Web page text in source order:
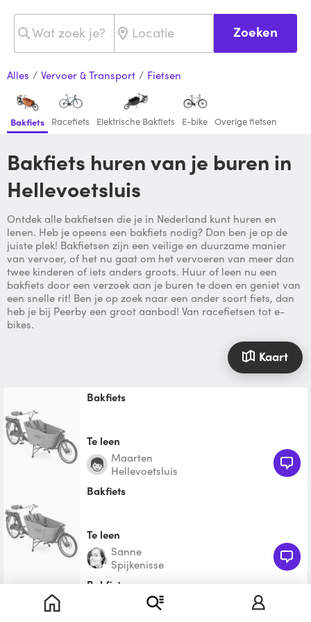
Zoeken
Alles / Vervoer & Transport / Fietsen
Bakfiets Racefiets Elektrische Bakfiets E-bike Overige fietsen
Bakfiets huren van je buren in
Hellevoetsluis
Ontdek alle bakfietsen die je in Nederland kunt huren en
lenen. Heb je opeens een bakfiets nodig? Dan ben je op de
juiste plek! Bakfietsen zijn een veilige en duurzame manier
van vervoer, of het nu gaat om het vervoeren van meer dan
twee kinderen of iets anders groots. Huur of leen nu een
bakfiets door een verzoek aan je buren te doen en geniet van
een snelle rit! Ben je op zoek naar een ander soort fiets, dan
heb je bij Peerby een groot aanbod! Van racefietsen tot e-
bikes.
Kaart
Bakfiets
Te leen
Maarten
Hellevoetsluis
bakfiets
Te leen
Sanne
Spijkenisse
bakfiets